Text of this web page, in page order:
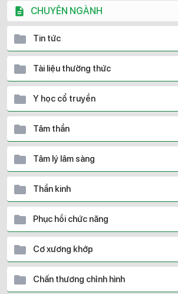
CHUYÊN NGÀNH
Tin tức
Tài liệu thường thức
Y học cổ truyền
Tâm thần
Tâm lý lâm sàng
Thần kinh
Phục hồi chức năng
Cơ xương khớp
Chấn thương chỉnh hình